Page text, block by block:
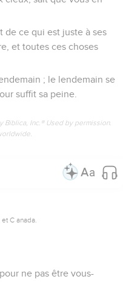
de ce qui est juste à ses
et toutes ces choses
; le lendemain se
suffit sa peine.
Biblica, Inc.® Used by permission.
C anada.
ne pas être vous-